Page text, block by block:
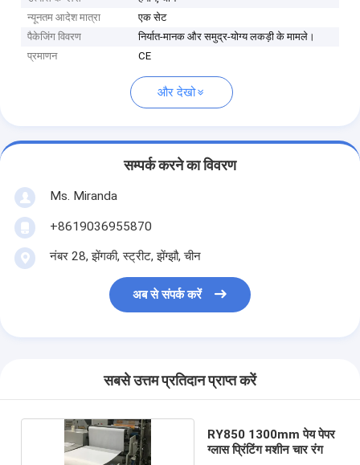
न्यूनतम आदेश मात्रा
एक सेट
पैकेजिंग विवरण
निर्यात-मानक और समुद्र-योग्य लकड़ी के मामले।
प्रमाणन
CE
और देखो
सम्पर्क करने का विवरण
Ms. Miranda
+8619036955870
नंबर 28, झेंगकी, स्ट्रीट, झेंग्झौ, चीन
अब से संपर्क करें
सबसे उत्तम प्रतिदान प्राप्त करें
RY850 1300mm पेय पेपर
ग्लास प्रिंटिंग मशीन चार रंग